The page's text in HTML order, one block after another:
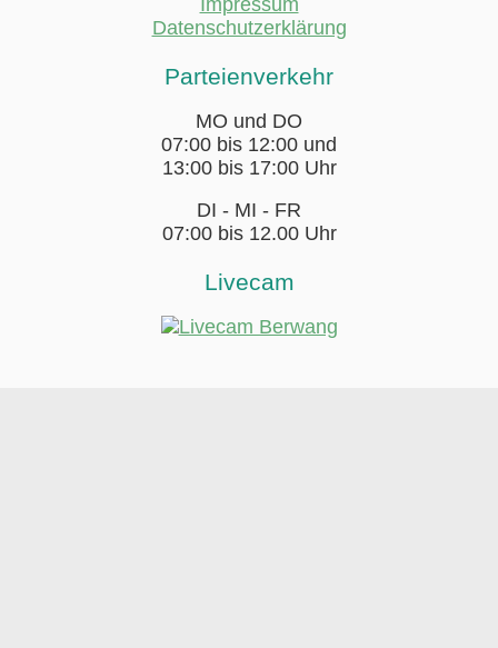
Impressum
Datenschutzerklärung
Parteienverkehr
MO und DO
07:00 bis 12:00 und
13:00 bis 17:00 Uhr
DI - MI - FR
07:00 bis 12.00 Uhr
Livecam